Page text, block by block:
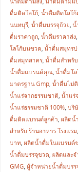
ดื่มติดโลโก้, น้ำดื่มติดโลโ
นนทบุรี, น้ำดื่มบรรจุถ้วย, น้
ดื่มราคาถูก, น้ำดื่มราคาส่ง,
โลโก้บนขวด, น้ำดื่มสมุทรป
ดื่มสมุทสาคร, น้ำดื่มสำหรั
น้ำดื่มแบรนด์คุณ, น้ำดื่มโ
มาตรฐาน Gmp, น้ำดื่มไม่
น้ำแร่จากธรรมชาติ, น้ำแร่
น้ำแร่ธรรมชาติ 100%, บริ
ดื่มติดแบรนด์ลูกค้า, ผลิตน้
สำหรับ ร้านอาหาร โรงแรม,
บาท, ผลิตน้ำดื่มในแบรนด์
น้ำดื่มบรรจุขวด, ผลิตและ
GMG, ผู้จำหน่ายน้ำดื่มบร